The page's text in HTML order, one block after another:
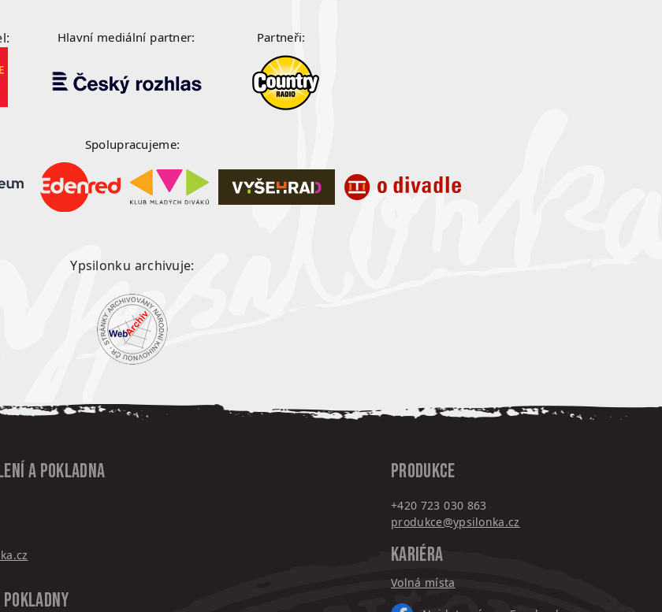
Hlavní mediální partner: Partneři:
Spolupracujeme:
Ypsilonku archivuje:
a pokladna PRODUKCE
+420 723 030 863
produkce@ypsilonka.cz
KARIÉRA
Volná místa